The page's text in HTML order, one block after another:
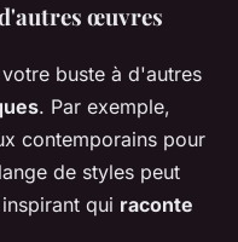
œuvres
buste à d'autres
. Par exemple,
contemporains pour
de styles peut
qui raconte